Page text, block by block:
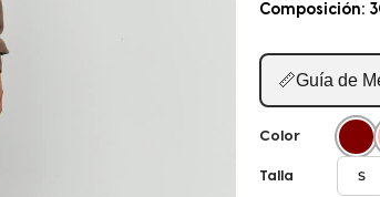
Composición:
📏Guía de
Color
Talla S